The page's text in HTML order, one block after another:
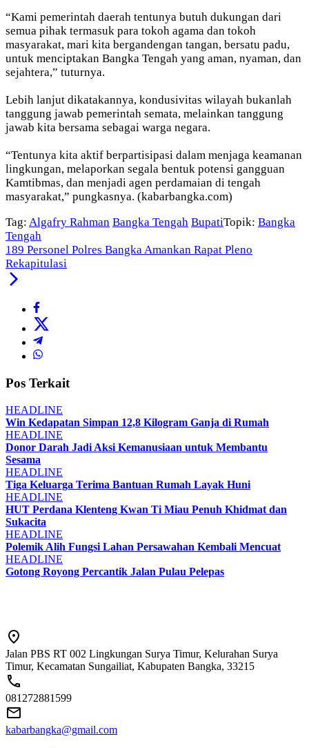
“Kami pemerintah daerah tentunya butuh dukungan dari
semua pihak termasuk para tokoh agama dan tokoh
masyarakat, mari kita bergandengan tangan, bersatu padu,
untuk menciptakan Bangka Tengah yang aman, nyaman, dan
sejahtera,” tuturnya.
Lebih lanjut dikatakannya, kondusivitas wilayah bukanlah
tanggung jawab pemerintah semata, melainkan tanggung
jawab kita bersama sebagai warga negara.
“Tentunya kita aktif berpartisipasi dalam menjaga keamanan
lingkungan, melaporkan segala bentuk potensi gangguan
Kamtibmas, dan menjadi agen perdamaian di tengah
masyarakat,” pungkasnya. (kabarbangka.com)
Tag: Algafry Rahman Bangka Tengah BupatiTopik: Bangka
Tengah
189 Personel Polres Bangka Amankan Rapat Pleno
Rekapitulasi
Pos Terkait
HEADLINE
Win Kedapatan Simpan 12,8 Kilogram Ganja di Rumah
HEADLINE
Donor Darah Jadi Aksi Kemanusiaan untuk Membantu
Sesama
HEADLINE
Tiga Keluarga Terima Bantuan Rumah Layak Huni
HEADLINE
HUT Perdana Klenteng Kwan Ti Miau Penuh Khidmat dan
Sukacita
HEADLINE
Polemik Alih Fungsi Lahan Persawahan Kembali Mencuat
HEADLINE
Gotong Royong Percantik Jalan Pulau Pelepas
Jalan PBS RT 002 Lingkungan Surya Timur, Kelurahan Surya
Timur, Kecamatan Sungailiat, Kabupaten Bangka, 33215
081272881599
kabarbangka@gmail.com